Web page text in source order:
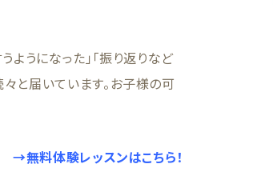
ようになった」「振り返りなど
と届いています。お子様の可
→無料体験レッスンはこちら！